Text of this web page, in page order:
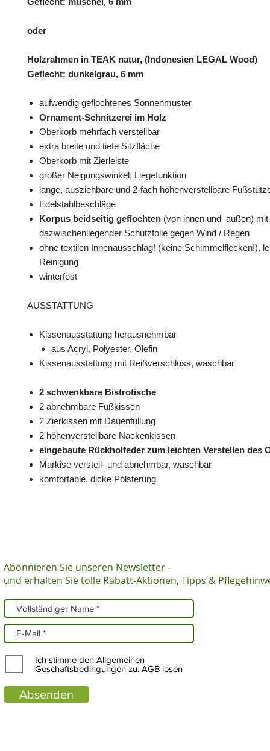
oder
Holzrahmen in TEAK natur, (Indonesien LEGAL Wood)
Geflecht: dunkelgrau, 6 mm
aufwendig geflochtenes Sonnenmuster
Ornament-Schnitzerei im Holz
Oberkorb mehrfach verstellbar
extra breite und tiefe Sitzfläche
Oberkorb mit Zierleiste
großer Neigungswinkel; Liegefunktion
lange, ausziehbare und 2-fach höhenverstellbare
Edelstahlbeschläge
Korpus beidseitig geflochten (von innen und außen) mit
dazwischenliegender Schutzfolie gegen Wind / Regen
ohne textilen Innenausschlag! (keine Schimmelflecken!),
Reinigung
winterfest
AUSSTATTUNG
Kissenausstattung herausnehmbar
aus Acryl​, Polyester, Olefin
Kissenausstattung mit Reißverschluss, waschbar
2 schwenkbare Bistrotische
2 abnehmbare Fußkissen
2 Zierkissen mit Dauenfüllung
2 höhenverstellbare Nackenkissen
eingebaute Rückholfeder zum leichten Verstellen des
Markise verstell- und abnehmbar, waschbar
komfortable, dicke Polsterung
Abonnieren Sie unseren Newsletter -
und erhalten Sie tolle Rabatt-Aktionen, Tipps &
Ich stimme den Allgemeinen
Geschäftsbedingungen zu. AGB lesen
Absenden